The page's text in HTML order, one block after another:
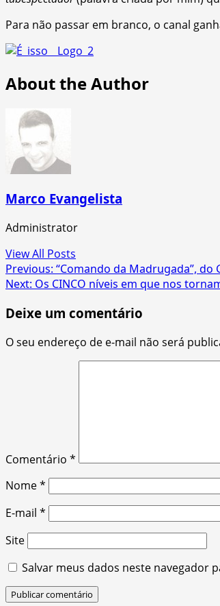
Para não passar em branco, o canal
About the Author
Marco Evangelista
Administrator
View All Posts
Post
navigation
Previous: “Comando da Madrugada”,
Next: Os CINCO níveis em que nos
Deixe um comentário
O seu endereço de e-mail não será
Comentário *
Nome*
E-mail *
Site
Salvar meus dados neste navegador